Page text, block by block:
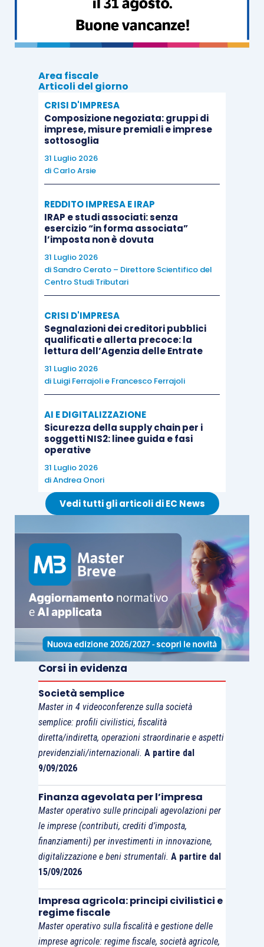
di questa soluzione (anche se viene da chiedersi
se tale moltiplicazione “formale” delle operazioni
attive non sia un’anomalia che possa rendere più
elaborare i dati?), ma mi limito ad una
constatazione: posto che praticamente nessuno
gestisce manualmente questi dati per quanto
riguarda la compilazione dello spesometro, mi
siano o meno allineati a tale interpretazione, in
caso contrario occorrerà attendere le release
che vadano ad aggiornarli entro l’impellente
scadenza di venerdì.
Dovremo fare tutto all’ultimo momento. Come al
solito.
Inoltre, siccome quella che si chiude venerdì è
solo una “finestra temporale”, istituto giuridico
non (ancora) codificato, come devono
comportarsi coloro che hanno già inviato lo
spesometro lo scorso novembre adottando una
diversa interpretazione? Viene da dire che,
siccome le indicazioni sono arrivate solo oggi,
una diversa modalità di compilazione
dovrebbe essere sanzionata.
Area fiscale
Articoli del giorno
CRISI D'IMPRESA
Composizione negoziata: gruppi di
imprese, misure premiali e imprese
sottosoglia
31 Luglio 2026
di Carlo Arsie
REDDITO IMPRESA E IRAP
IRAP e studi associati: senza
esercizio “in forma associata”
l’imposta non è dovuta
31 Luglio 2026
di Sandro Cerato – Direttore Scientifico del
Centro Studi Tributari
CRISI D'IMPRESA
Segnalazioni dei creditori pubblici
qualificati e allerta precoce: la
lettura dell’Agenzia delle Entrate
31 Luglio 2026
di Luigi Ferrajolie Francesco Ferrajoli
AI E DIGITALIZZAZIONE
Sicurezza della supply chain per i
soggetti NIS2: linee guida e fasi
operative
31 Luglio 2026
diAndrea Onori
Vedi tutti gli articoli di EC News
Corsi in evidenza
Società semplice
Master in 4 videoconferenze sulla società
semplice: profili civilistici, fiscalità
diretta/indiretta, operazioni straordinarie e aspetti
previdenziali/internazionali. A partire dal
9/09/2026
Finanza agevolata per l’impresa
Master operativo sulle principali agevolazioni per
le imprese (contributi, crediti d’imposta,
finanziamenti) per investimenti in innovazione,
digitalizzazione e beni strumentali. A partire dal
15/09/2026
Impresa agricola: principi civilistici e
regime fiscale
Master operativo sulla fiscalità e gestione delle
imprese agricole: regime fiscale, società agricole,